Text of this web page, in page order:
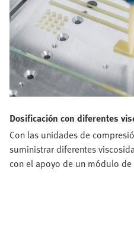
Dosificación con diferentes
Con las unidades de
suministrar diferentes
con el apoyo de un módulo